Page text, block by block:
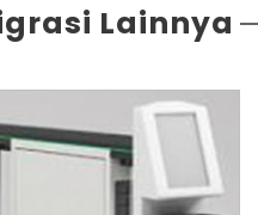
Lainnya